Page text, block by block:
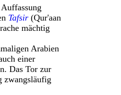
Tafsir (Qur'aan
mächtig
Arabien
einer
Das Tor zur
zwangsläufig